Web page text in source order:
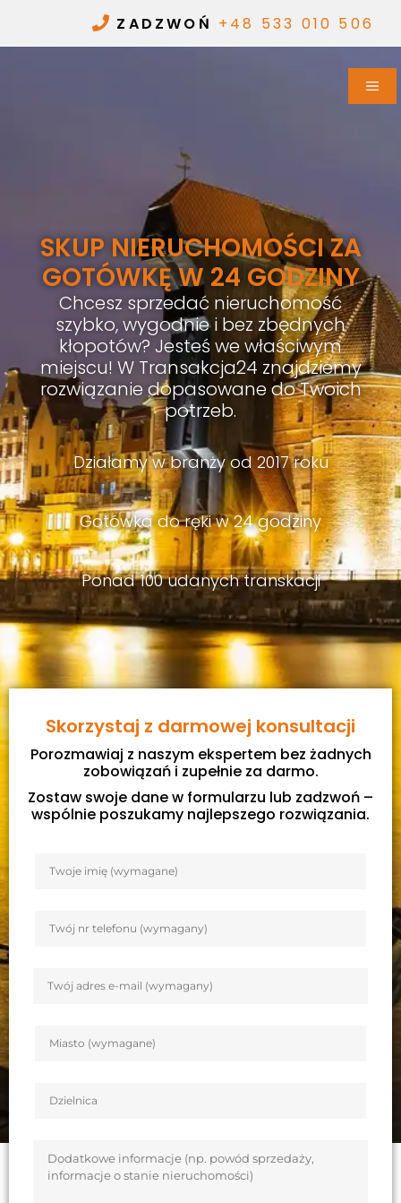
ZADZWOŃ +48 533 010 506
SKUP NIERUCHOMOŚCI ZA
GOTÓWKĘ W 24 GODZINY
Chcesz sprzedać nieruchomość
szybko, wygodnie i bez zbędnych
kłopotów? Jesteś we właściwym
miejscu! W Transakcja24 znajdziemy
rozwiązanie dopasowane do Twoich
potrzeb.
Działamy w branży od 2017 roku
Gotówka do ręki w 24 godziny
Ponad 100 udanych transkacji
Skorzystaj z darmowej konsultacji
Porozmawiaj z naszym ekspertem bez żadnych
zobowiązań i zupełnie za darmo.
Zostaw swoje dane w formularzu lub zadzwoń –
wspólnie poszukamy najlepszego rozwiązania.